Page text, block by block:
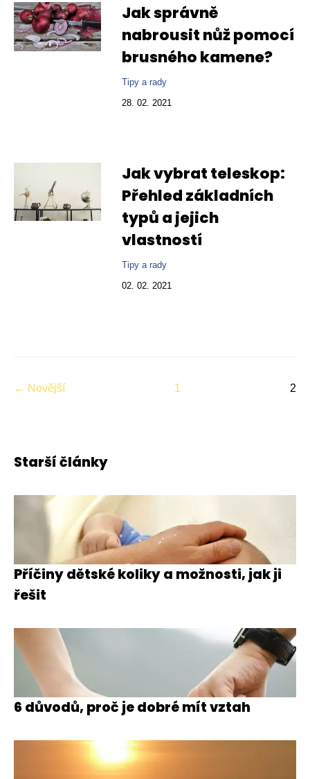
Jak správně
nabrousit nůž pomocí
brusného kamene?
Tipy a rady
28. 02. 2021
Jak vybrat teleskop:
Přehled základních
typů a jejich
vlastností
Tipy a rady
02. 02. 2021
← Novější 1 2
Starší články
Příčiny dětské koliky a možnosti, jak ji
řešit
6 důvodů, proč je dobré mít vztah